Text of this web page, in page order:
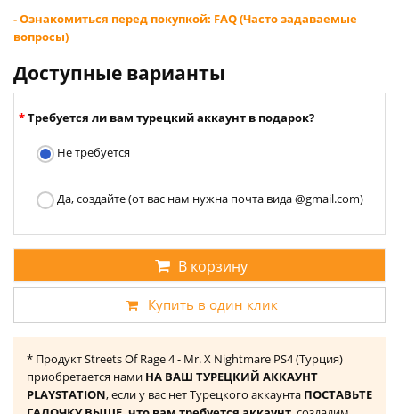
- Ознакомиться перед покупкой: FAQ (Часто задаваемые
вопросы)
Доступные варианты
Требуется ли вам турецкий аккаунт в подарок?
Не требуется
Да, создайте (от вас нам нужна почта вида @gmail.com)
В корзину
Купить в один клик
* Продукт Streets Of Rage 4 - Mr. X Nightmare PS4 (Турция)
приобретается нами НА ВАШ ТУРЕЦКИЙ АККАУНТ
PLAYSTATION, если у вас нет Турецкого аккаунта ПОСТАВЬТЕ